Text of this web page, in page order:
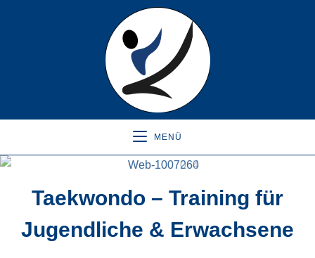
MENÜ
Taekwondo – Training für
Jugendliche & Erwachsene